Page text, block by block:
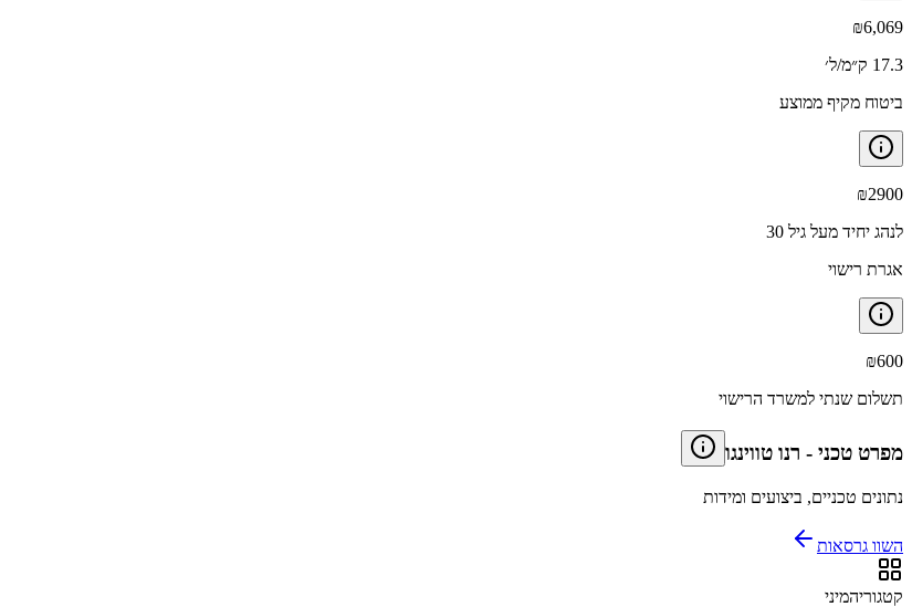
₪6,069
17.3 ק״מ/ל׳
ביטוח מקיף ממוצע
₪2900
לנהג יחיד מעל גיל 30
אגרת רישוי
₪600
תשלום שנתי למשרד הרישוי
מפרט טכני - רנו טווינגו
נתונים טכניים, ביצועים ומידות
השוו גרסאות
קטגוריהמיני